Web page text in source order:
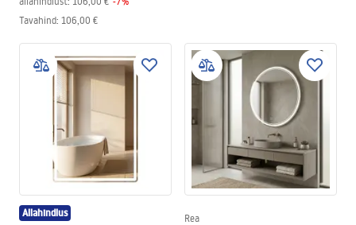
Tavahind: 106,00 €
Allahindlus Rea